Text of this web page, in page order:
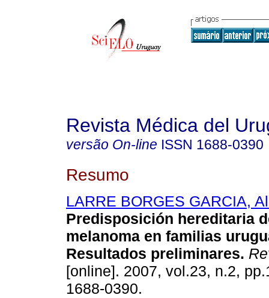
Revista Médica del
versão On-line ISSN 1688-0390
Resumo
LARRE BORGES GARCIA,
Predisposición hereditaria
melanoma en familias
Resultados preliminares.
[online]. 2007, vol.23, n.2,
1688-0390.